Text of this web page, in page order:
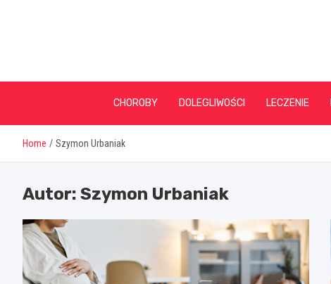
CHOROBY DOLEGLIWOŚCI LECZENIE
Home Szymon Urbaniak
Autor: Szymon Urbaniak